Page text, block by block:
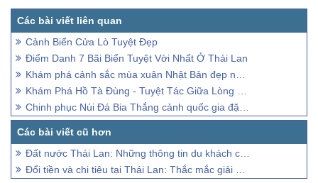
Cảnh Biển Cửa Lò Tuyệt Đẹp
Điểm Danh 7 Bãi Biển Tuyệt Vời Nhất Ở Thái Lan
Khám phá cảnh sắc mùa xuân Nhật Bản đẹp như trong mơ
Khám Phá Hồ Tà Đùng - Tuyệt Tác Giữa Lòng Tây Nguyên
Chinh phục Núi Đá Bia Thắng cảnh quốc gia đặc biệt tại Phú Yên
Đất nước Thái Lan: Những thông tin du khách cần biết
Đổi tiền và chi tiêu tại Thái Lan: Thắc mắc giải đáp từ VietSense Travel